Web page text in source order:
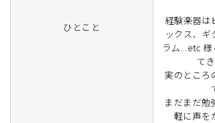
ひとこと
経験楽器は
ックス、ギ
ラム...etc
て
実のところ
まだまだ勉
軽に声を